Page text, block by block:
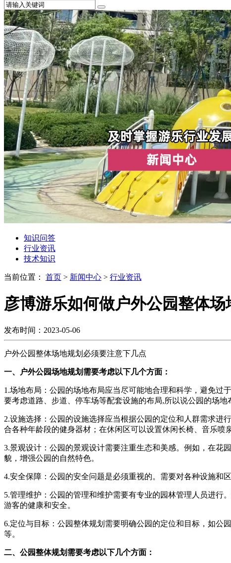
知识问答
行业资讯
技术知识
当前位置： 首页 > 新闻中心 > 行业资讯
彦博游乐如何做户外公园整体场
发布时间：2023-05-06
户外公园整体场地规划必须要注意下几点
一、户外公园场地规划需要考虑以下几个方面：
1.场地布局：公园的场地布局应当尽可能地合理和科学，避免
要考虑道路、步道、停车场等配套设施的布局,所以说公园的场地
2.设施选择：公园的设施选择应当根据公园的定位和人群需求
合各种年龄段的健身器材；在休闲区可以设置休闲长椅、音乐喷
3.景观设计：公园的景观设计需要注重生态和美感。例如，在花
貌，增强公园的自然特色。
4.安全保障：公园的安全问题是必须重视的。需要对各种设施和
5.管理维护：公园的管理和维护需要有专业的园林管理人员进
游客的健康和安全。
6.定位与目标：公园整体规划需要明确公园的定位和目标，如公
等。
二、公园整体规划需要考虑以下几个方面：